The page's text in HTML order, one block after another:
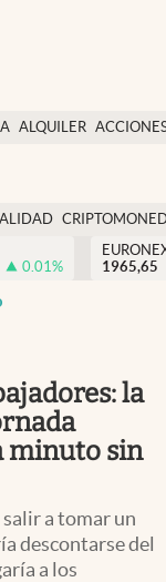
ALQUILER
USA
0.01%
1965,65
la
minuto sin
a tomar un
descontarse del
a los